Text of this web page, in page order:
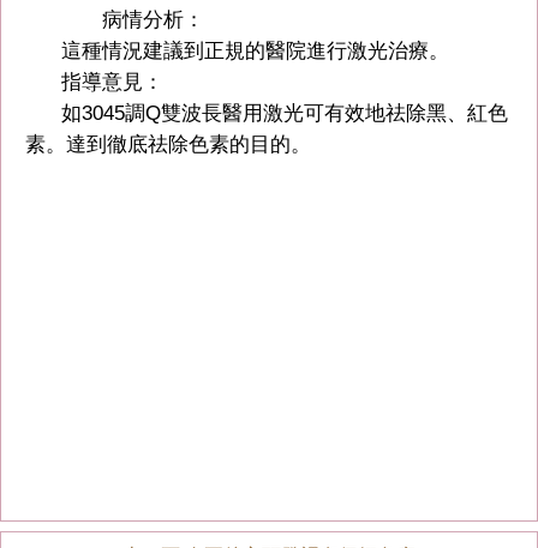
病情分析：
這種情況建議到正規的醫院進行激光治療。
指導意見：
如3045調Q雙波長醫用激光可有效地祛除黑、紅色
素。達到徹底祛除色素的目的。